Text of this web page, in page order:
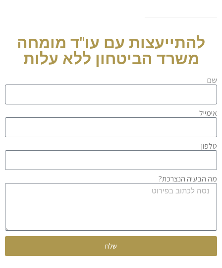
להתייעצות עם עו"ד מומחה
משרד הביטחון ללא עלות
שם
אימייל
טלפון
מה הבעיה הנצרכת?
שלח